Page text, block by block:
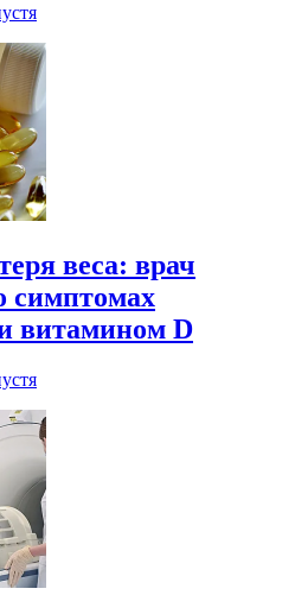
веса: врач
симптомах
витамином D